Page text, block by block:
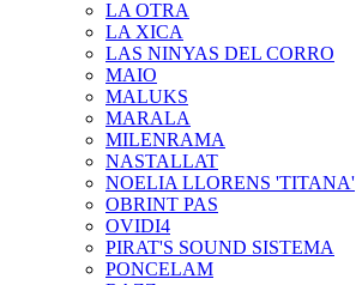
LA OTRA
LA XICA
LAS NINYAS DEL CORRO
MAIO
MALUKS
MARALA
MILENRAMA
NASTALLAT
NOELIA LLORENS 'TITANA'
OBRINT PAS
OVIDI4
PIRAT'S SOUND SISTEMA
PONCELAM